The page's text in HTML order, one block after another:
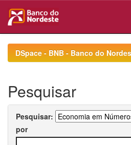
navigationDSpace - BNB - Banco do
Pesquisar
Pesquisar:
por